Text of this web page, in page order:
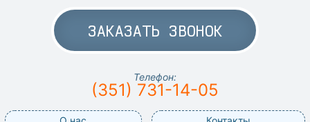
ЗАКАЗАТЬ ЗВОНОК
Телефон:
(351) 731-14-05